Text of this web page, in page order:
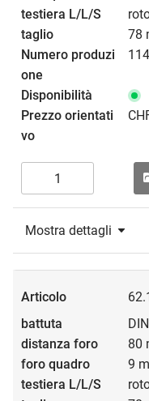
78
Mostra dettagli
80
9